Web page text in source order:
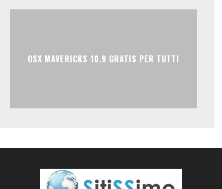
OSX MAVERICKS 10.9 GRATIS PER TUTTI